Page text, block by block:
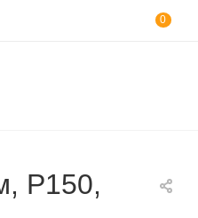
0
Р150,